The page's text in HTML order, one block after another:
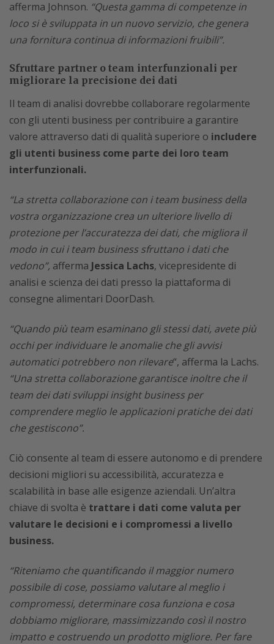
afferma Johnson. “Questa gamma di competenze in
loco si è sviluppata in un nuovo servizio, che genera
una fornitura continua di informazioni fruibili”.
Sfruttare partner o team interfunzionali per
migliorare la precisione dei dati
Il team di analisi dovrebbe collaborare regolarmente
con gli utenti business per contribuire a garantire
valore attraverso dati di qualità superiore o includere
gli utenti business come parte dei loro team
interfunzionali.
“La stretta collaborazione con i team business della
vostra organizzazione crea un ulteriore livello di
protezione per l’accuratezza dei dati, che migliora il
modo in cui i team business sfruttano i dati che
vedono”, afferma Jessica Lachs, vicepresidente di
analisi e scienza dei dati presso la piattaforma di
consegne alimentari DoorDash.
“Quando più team esaminano gli stessi dati, avete più
occhi per individuare le anomalie che gli avvisi
automatici potrebbero non rilevare“, afferma la Lachs.
“Una stretta collaborazione garantisce inoltre che il
team dei dati sviluppi insight business per
comprendere meglio le applicazioni pratiche dei dati
che gestiscono”.
Ciò consente al team di essere autonomo e di prendere
decisioni migliori su accessibilità, accuratezza e
scalabilità in base alle esigenze aziendali. Un’altra
chiave di svolta è trattare i dati come valuta per
valutare le decisioni e i compromessi a livello
business.
“Riteniamo che quantificando il maggior numero
possibile di cose, possiamo valutare al meglio i
compromessi, determinare cosa funziona e cosa
dobbiamo migliorare, massimizzando così il nostro
impatto e costruendo un prodotto migliore. Per fare